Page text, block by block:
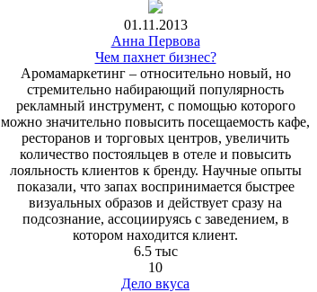
01.11.2013
Анна Первова
Чем пахнет бизнес?
Аромамаркетинг – относительно новый, но
стремительно набирающий популярность
рекламный инструмент, с помощью которого
можно значительно повысить посещаемость кафе,
ресторанов и торговых центров, увеличить
количество постояльцев в отеле и повысить
лояльность клиентов к бренду. Научные опыты
показали, что запах воспринимается быстрее
визуальных образов и действует сразу на
подсознание, ассоциируясь с заведением, в
котором находится клиент.
6.5 тыс
10
Дело вкуса